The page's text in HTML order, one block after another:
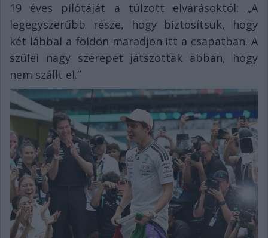
19 éves pilótáját a túlzott elvárásoktól: „A
legegyszerűbb része, hogy biztosítsuk, hogy
két lábbal a földön maradjon itt a csapatban. A
szülei nagy szerepet játszottak abban, hogy
nem szállt el.”